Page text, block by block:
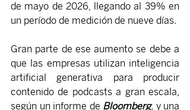
de mayo de 2026, llegando al 39% en
un período de medición de nueve días.
Gran parte de ese aumento se debe a
que las empresas utilizan inteligencia
artificial generativa para producir
contenido de podcasts a gran escala,
según un informe de Bloomberg, y una